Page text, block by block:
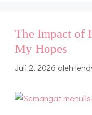
The Impact of
My Hopes
Juli 2, 2026 oleh